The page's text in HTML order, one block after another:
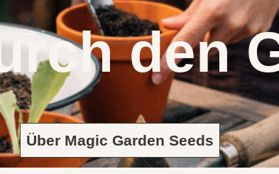
den
Über Magic Garden Seeds